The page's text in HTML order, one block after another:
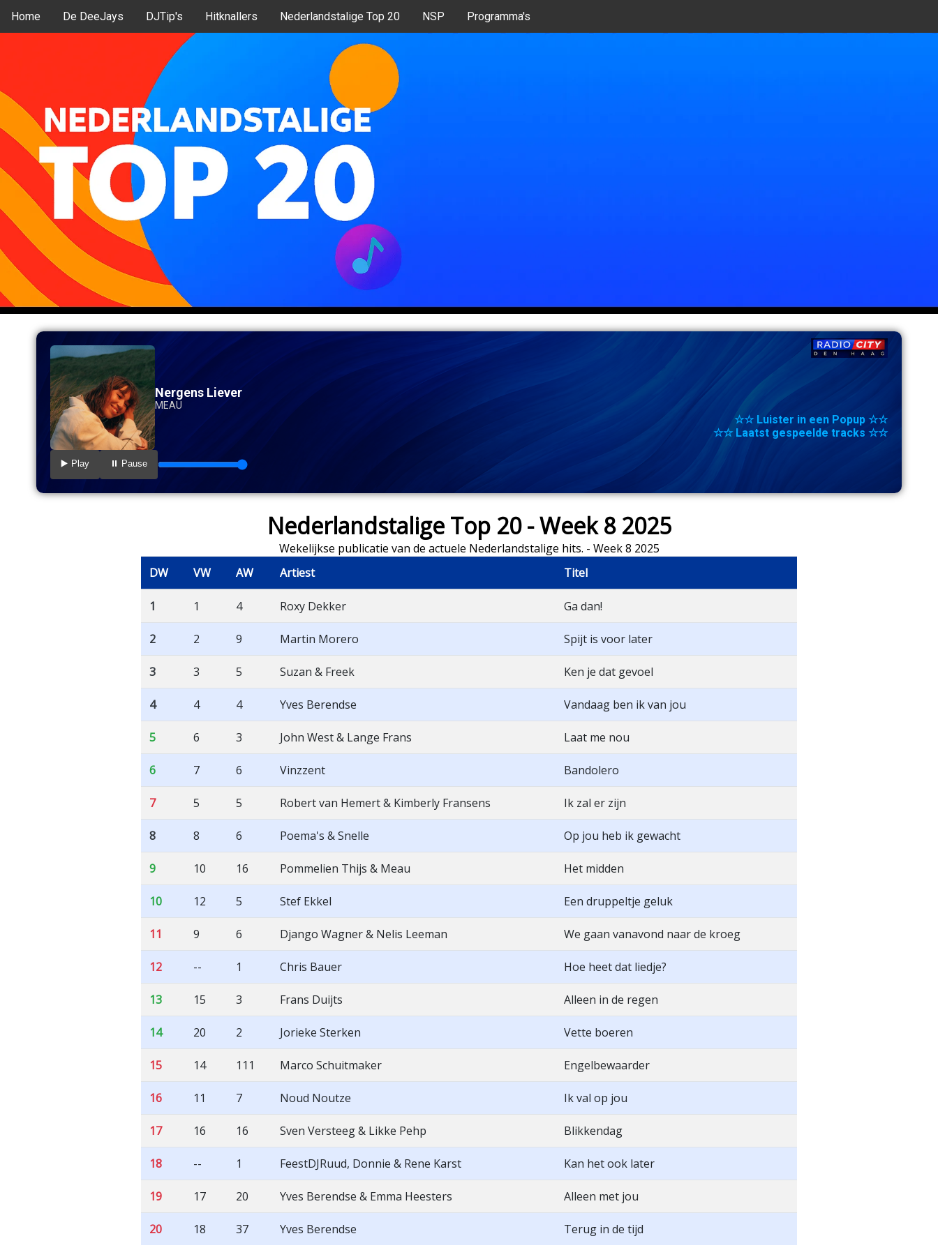
Home De DeeJays DJTip's Hitknallers Nederlandstalige Top 20 NSP Programma's
Nergens Liever
MEAU
▶️ Play ⏸️ Pause
☆☆ Luister in een Popup ☆☆
☆☆ Laatst gespeelde tracks ☆☆
Nederlandstalige Top 20 - Week 8 2025
Wekelijkse publicatie van de actuele Nederlandstalige hits. - Week 8 2025
DW
VW AW Artiest Titel
1 1 4 Roxy Dekker Ga dan!
2 2 9 Martin Morero Spijt is voor later
3 3 5 Suzan & Freek Ken je dat gevoel
4 4 4 Yves Berendse Vandaag ben ik van jou
5 6 3 John West & Lange Frans Laat me nou
6 7 6 Vinzzent Bandolero
7 5 5 Robert van Hemert & Kimberly Fransens Ik zal er zijn
8 8 6 Poema's & Snelle Op jou heb ik gewacht
9 10 16 Pommelien Thijs & Meau Het midden
10 12 5 Stef Ekkel Een druppeltje geluk
11 9 6 Django Wagner & Nelis Leeman We gaan vanavond naar de kroeg
12 -- 1 Chris Bauer Hoe heet dat liedje?
13 15 3 Frans Duijts Alleen in de regen
14 20 2 Jorieke Sterken Vette boeren
15 14 111 Marco Schuitmaker Engelbewaarder
16 11 7 Noud Noutze Ik val op jou
17 16 16 Sven Versteeg & Likke Pehp Blikkendag
18 -- 1 FeestDJRuud, Donnie & Rene Karst Kan het ook later
19 17 20 Yves Berendse & Emma Heesters Alleen met jou
20 18 37 Yves Berendse Terug in de tijd